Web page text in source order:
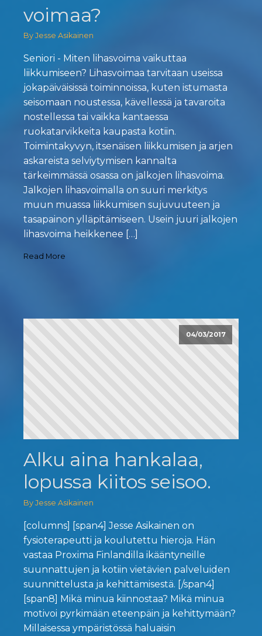
voimaa?
By Jesse Asikainen
Seniori - Miten lihasvoima vaikuttaa
liikkumiseen? Lihasvoimaa tarvitaan useissa
jokapäiväisissä toiminnoissa, kuten istumasta
seisomaan noustessa, kävellessä ja tavaroita
nostellessa tai vaikka kantaessa
ruokatarvikkeita kaupasta kotiin.
Toimintakyvyn, itsenäisen liikkumisen ja arjen
askareista selviytymisen kannalta
tärkeimmässä osassa on jalkojen lihasvoima.
Jalkojen lihasvoimalla on suuri merkitys
muun muassa liikkumisen sujuvuuteen ja
tasapainon ylläpitämiseen. Usein juuri jalkojen
lihasvoima heikkenee […]
Read More
04/03/2017
Alku aina hankalaa,
lopussa kiitos seisoo.
By Jesse Asikainen
[columns] [span4] Jesse Asikainen on
fysioterapeutti ja koulutettu hieroja. Hän
vastaa Proxima Finlandilla ikääntyneille
suunnattujen ja kotiin vietävien palveluiden
suunnittelusta ja kehittämisestä. [/span4]
[span8] Mikä minua kiinnostaa? Mikä minua
motivoi pyrkimään eteenpäin ja kehittymään?
Millaisessa ympäristössä haluaisin